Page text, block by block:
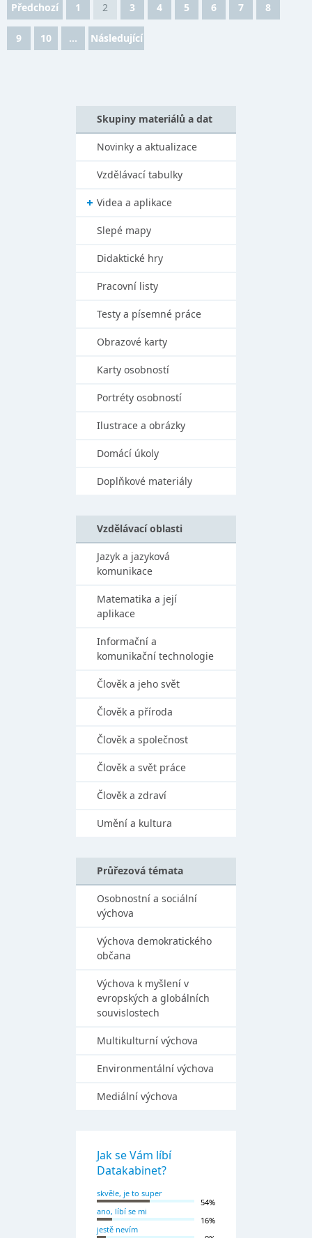
Předchozí 1 2 3 4 5 6 7 8
9 10 ... Následující
Skupiny materiálů a dat
Novinky a aktualizace
Vzdělávací tabulky
Videa a aplikace
Slepé mapy
Didaktické hry
Pracovní listy
Testy a písemné práce
Obrazové karty
Karty osobností
Portréty osobností
Ilustrace a obrázky
Domácí úkoly
Doplňkové materiály
Vzdělávací oblasti
Jazyk a jazyková
komunikace
Matematika a její
aplikace
Informační a
komunikační technologie
Člověk a jeho svět
Člověk a příroda
Člověk a společnost
Člověk a svět práce
Člověk a zdraví
Umění a kultura
Průřezová témata
Osobnostní a sociální
výchova
Výchova demokratického
občana
Výchova k myšlení v
evropských a globálních
souvislostech
Multikulturní výchova
Environmentální výchova
Mediální výchova
Jak se Vám líbí
Datakabinet?
skvěle, je to super
54%
ano, líbí se mi
16%
jestě nevím